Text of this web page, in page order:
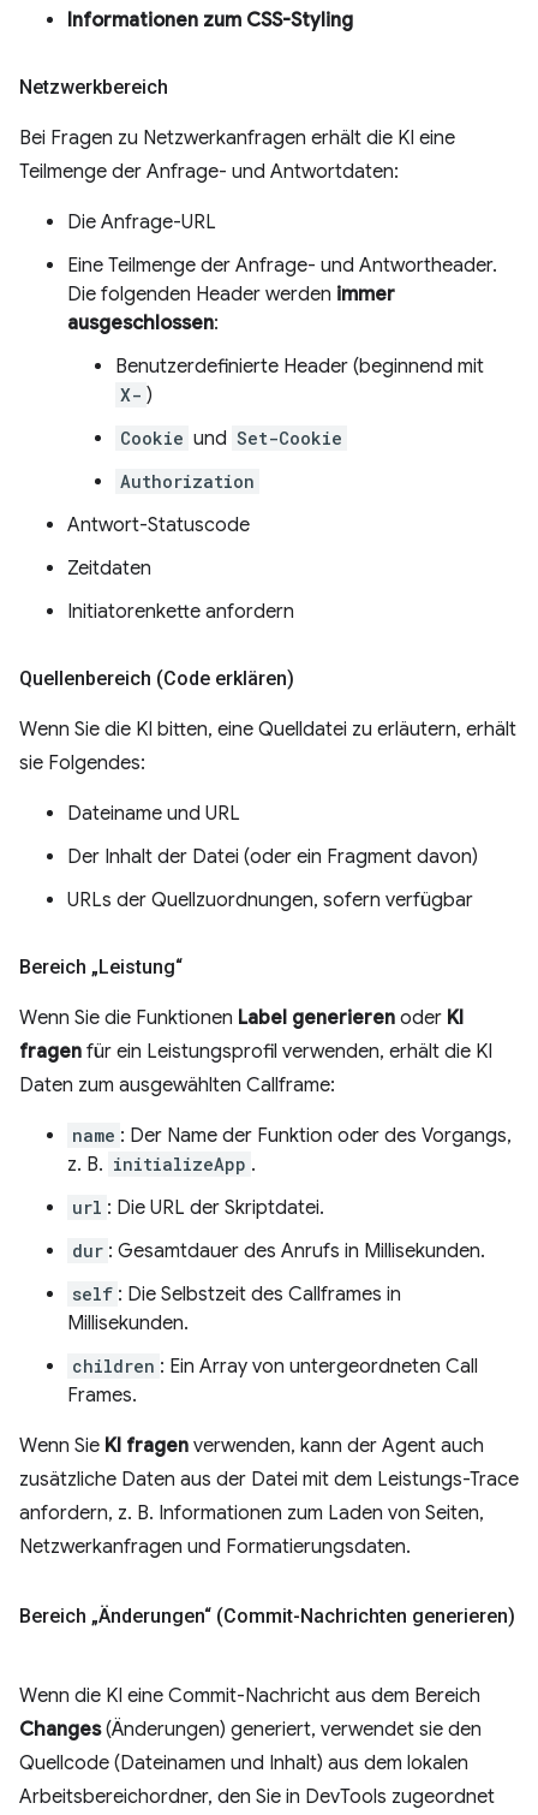
Informationen zum CSS-Styling
Netzwerkbereich
Bei Fragen zu Netzwerkanfragen erhält die KI eine
Teilmenge der Anfrage- und Antwortdaten:
Die Anfrage-URL
Eine Teilmenge der Anfrage- und Antwortheader.
Die folgenden Header werden immer
ausgeschlossen:
Benutzerdefinierte Header (beginnend mit
X- )
Cookie und Set-Cookie
Authorization
Antwort-Statuscode
Zeitdaten
Initiatorenkette anfordern
Quellenbereich (Code erklären)
Wenn Sie die KI bitten, eine Quelldatei zu erläutern, erhält
sie Folgendes:
Dateiname und URL
Der Inhalt der Datei (oder ein Fragment davon)
URLs der Quellzuordnungen, sofern verfügbar
Bereich „Leistung“
Wenn Sie die Funktionen Label generieren oder KI
fragen für ein Leistungsprofil verwenden, erhält die KI
Daten zum ausgewählten Callframe:
name : Der Name der Funktion oder des Vorgangs,
z. B. initializeApp .
url : Die URL der Skriptdatei.
dur : Gesamtdauer des Anrufs in Millisekunden.
self : Die Selbstzeit des Callframes in
Millisekunden.
children : Ein Array von untergeordneten Call
Frames.
Wenn Sie KI fragen verwenden, kann der Agent auch
zusätzliche Daten aus der Datei mit dem Leistungs-Trace
anfordern, z. B. Informationen zum Laden von Seiten,
Netzwerkanfragen und Formatierungsdaten.
Bereich „Änderungen“ (Commit-Nachrichten generieren)
Wenn die KI eine Commit-Nachricht aus dem Bereich
Changes(Änderungen) generiert, verwendet sie den
Quellcode (Dateinamen und Inhalt) aus dem lokalen
Arbeitsbereichordner, den Sie in DevTools zugeordnet